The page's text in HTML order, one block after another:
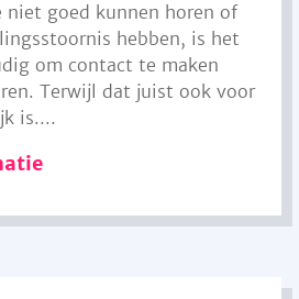
niet goed kunnen horen of
hebben, is het
om contact te maken
Terwijl dat juist ook voor
is....